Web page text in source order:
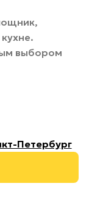
выбором
Петербург